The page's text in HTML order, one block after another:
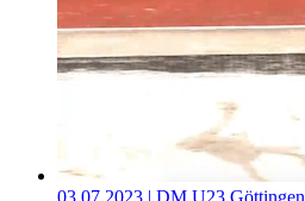
03.07.2023 | DM U23 Göttingen